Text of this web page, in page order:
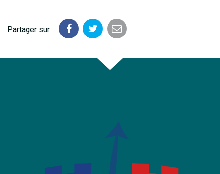
Partager sur
Partager
Facebook
Partager
Twitter
Partager
email